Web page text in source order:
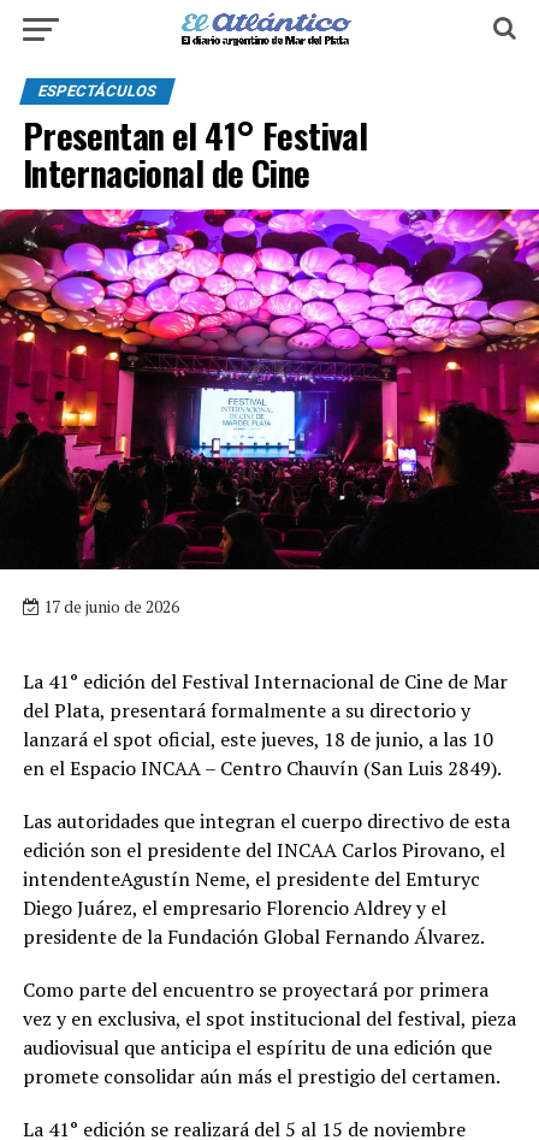
ESPECTÁCULOS
Presentan el 41° Festival
Internacional de Cine
17 de junio de 2026
La 41° edición del Festival Internacional de Cine de Mar
del Plata, presentará formalmente a su directorio y
lanzará el spot oficial, este jueves, 18 de junio, a las 10
en el Espacio INCAA – Centro Chauvín (San Luis 2849).
Las autoridades que integran el cuerpo directivo de esta
edición son el presidente del INCAA Carlos Pirovano, el
intendenteAgustín Neme, el presidente del Emturyc
Diego Juárez, el empresario Florencio Aldrey y el
presidente de la Fundación Global Fernando Álvarez.
Como parte del encuentro se proyectará por primera
vez y en exclusiva, el spot institucional del festival, pieza
audiovisual que anticipa el espíritu de una edición que
promete consolidar aún más el prestigio del certamen.
La 41° edición se realizará del 5 al 15 de noviembre